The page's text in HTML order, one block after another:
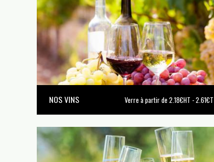
NOS VINS Verre à partir de 2.18€HT -